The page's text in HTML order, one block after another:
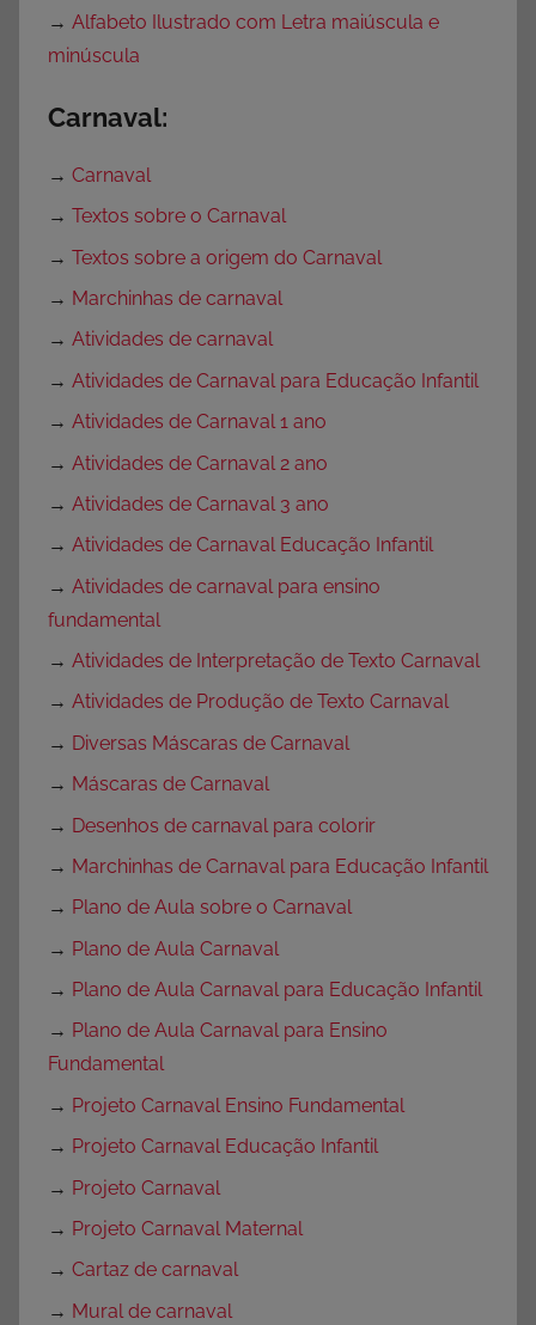
→ Alfabeto Ilustrado com Letra maiúscula e
minúscula
Carnaval:
→ Carnaval
→ Textos sobre o Carnaval
→ Textos sobre a origem do Carnaval
→ Marchinhas de carnaval
→ Atividades de carnaval
→ Atividades de Carnaval para Educação Infantil
→ Atividades de Carnaval 1 ano
→ Atividades de Carnaval 2 ano
→ Atividades de Carnaval 3 ano
→ Atividades de Carnaval Educação Infantil
→ Atividades de carnaval para ensino
fundamental
→ Atividades de Interpretação de Texto Carnaval
→ Atividades de Produção de Texto Carnaval
→ Diversas Máscaras de Carnaval
→ Máscaras de Carnaval
→ Desenhos de carnaval para colorir
→ Marchinhas de Carnaval para Educação Infantil
→ Plano de Aula sobre o Carnaval
→ Plano de Aula Carnaval
→ Plano de Aula Carnaval para Educação Infantil
→ Plano de Aula Carnaval para Ensino
Fundamental
→ Projeto Carnaval Ensino Fundamental
→ Projeto Carnaval Educação Infantil
→ Projeto Carnaval
→ Projeto Carnaval Maternal
→ Cartaz de carnaval
→ Mural de carnaval